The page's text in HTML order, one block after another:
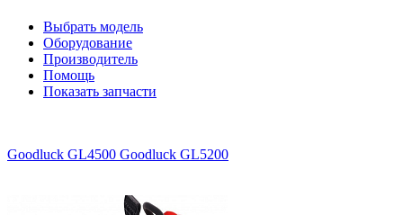
Выбрать модель
Оборудование
Производитель
Помощь
Показать запчасти
Goodluck GL4500 Goodluck GL5200